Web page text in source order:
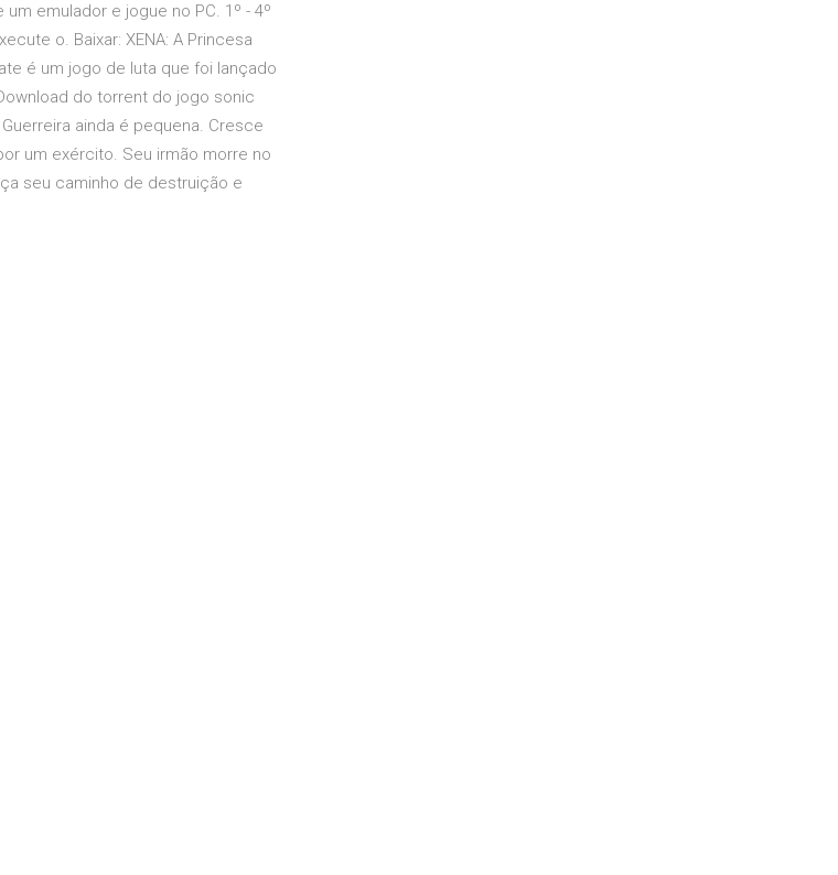
emulador e jogue no PC. 1º - 4º
o. Baixar: XENA: A Princesa
é um jogo de luta que foi lançado
do torrent do jogo sonic
ainda é pequena. Cresce
um exército. Seu irmão morre no
seu caminho de destruição e